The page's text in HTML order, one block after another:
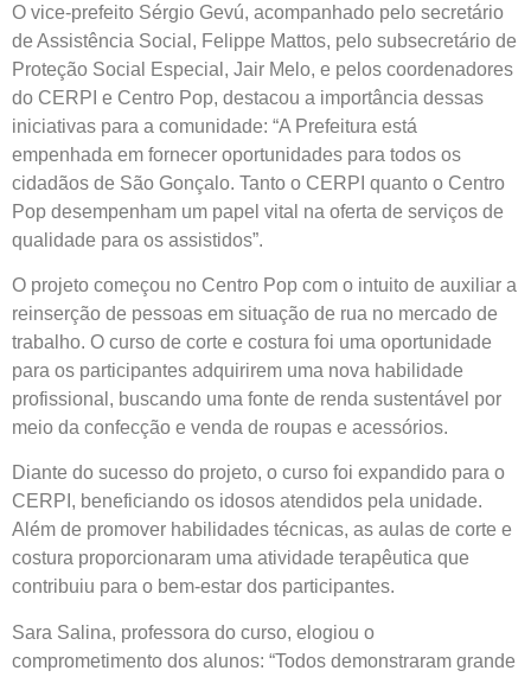
O vice-prefeito Sérgio Gevú, acompanhado pelo secretário
de Assistência Social, Felippe Mattos, pelo subsecretário de
Proteção Social Especial, Jair Melo, e pelos coordenadores
do CERPI e Centro Pop, destacou a importância dessas
iniciativas para a comunidade: “A Prefeitura está
empenhada em fornecer oportunidades para todos os
cidadãos de São Gonçalo. Tanto o CERPI quanto o Centro
Pop desempenham um papel vital na oferta de serviços de
qualidade para os assistidos”.
O projeto começou no Centro Pop com o intuito de auxiliar a
reinserção de pessoas em situação de rua no mercado de
trabalho. O curso de corte e costura foi uma oportunidade
para os participantes adquirirem uma nova habilidade
profissional, buscando uma fonte de renda sustentável por
meio da confecção e venda de roupas e acessórios.
Diante do sucesso do projeto, o curso foi expandido para o
CERPI, beneficiando os idosos atendidos pela unidade.
Além de promover habilidades técnicas, as aulas de corte e
costura proporcionaram uma atividade terapêutica que
contribuiu para o bem-estar dos participantes.
Sara Salina, professora do curso, elogiou o
comprometimento dos alunos: “Todos demonstraram grande